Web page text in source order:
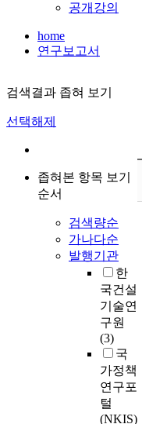
공개강의
home
연구보고서
검색결과 좁혀 보기
선택해제
좁혀본 항목 보기
순서
검색량순
가나다순
발행기관
한
국건설
기술연
구원
(3)
국
가정책
연구포
털
(NKIS)